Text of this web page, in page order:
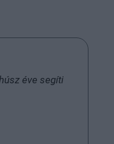
éve segíti